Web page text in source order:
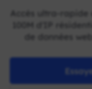
Accès ultra-
100M d'IP
de données